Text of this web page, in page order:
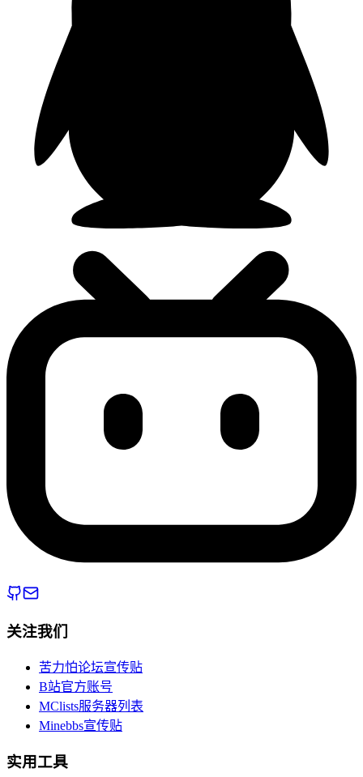
关注我们
苦力怕论坛宣传贴
B站官方账号
MClists服务器列表
Minebbs宣传贴
实用工具